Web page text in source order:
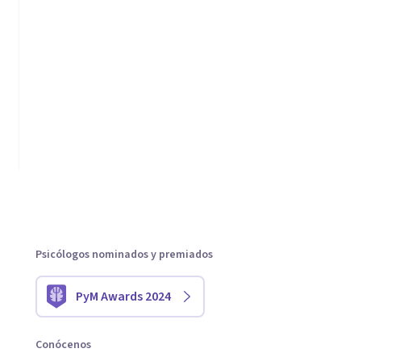
Psicólogos nominados y premiados
PyM Awards 2024
Conócenos